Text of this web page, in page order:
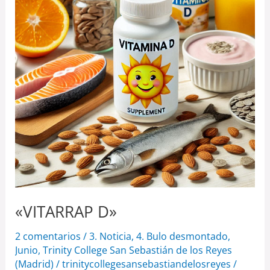
«VITARRAP D»
2 comentarios /3. Noticia, 4. Bulo desmontado,
Junio, Trinity College San Sebastián de los Reyes
(Madrid) /trinitycollegesansebastiandelosreyes /